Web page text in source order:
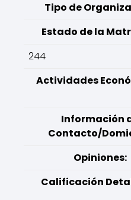
Tipo de
Estado de la
244
Actividades
Información
Contacto/
Opiniones:
Calificación